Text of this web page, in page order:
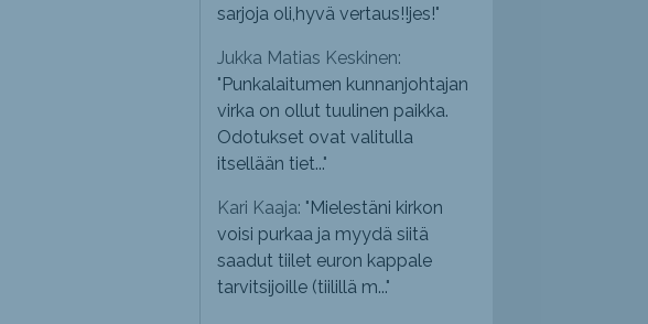
sarjoja oli,hyvä vertaus!!jes!"
Jukka Matias Keskinen:
" Punkalaitumen kunnanjohtajan
virka on ollut tuulinen paikka.
Odotukset ovat valitulla
itsellään tiet..."
Kari Kaaja: " Mielestäni kirkon
voisi purkaa ja myydä siitä
saadut tiilet euron kappale
tarvitsijoille (tiilillä m..."